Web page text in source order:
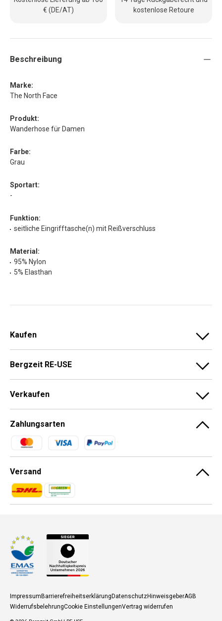
€ (DE/AT)
kostenlose Retoure
Beschreibung
Marke:
The North Face
Produkt:
Wanderhose für Damen
Farbe:
Grau
Sportart:
-
Funktion:
seitliche Eingrifftasche(n) mit Reißverschluss
Material:
95% Nylon
5% Elasthan
Kaufen
Bergzeit RE-USE
Verkaufen
Zahlungsarten
Zahlungsmethoden
Versand
Zahlungsmethoden
Zahlungsmethoden
ImpressumBarrierefreiheitserklärungDatenschutzHinweisgeberAGB
WiderrufsbelehrungCookie EinstellungenVertrag widerrufen